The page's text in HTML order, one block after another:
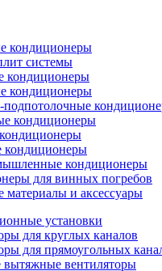
кондиционеры
системы
кондиционеры
кондиционеры
подпотолочные
кондиционеры
кондиционеры
кондиционеры
для винных погребов
материалы и аксессуары
установки
для круглых каналов
для прямоугольных
вентиляторы